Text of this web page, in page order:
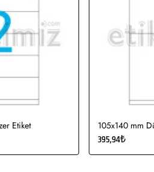
ton farklı olabilir.
Etiket 105x140 mm
395,94₺